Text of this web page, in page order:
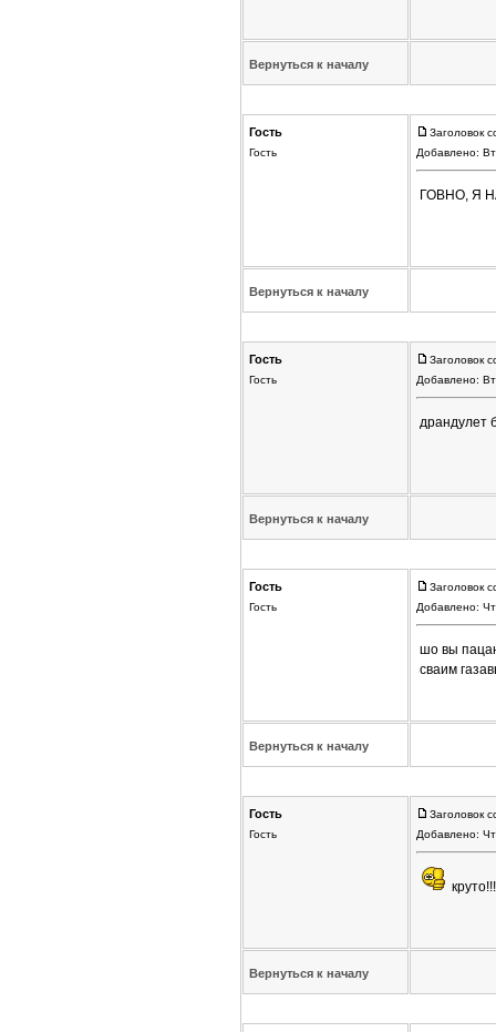
Вернуться к началу
Гость
Гость
Заголовок
Добавлено:
ГОВНО, Я
Вернуться к началу
Гость
Гость
Заголовок
Добавлено:
драндулет
Вернуться к началу
Гость
Гость
Заголовок
Добавлено:
шо вы
сваим
Вернуться к началу
Гость
Гость
Заголовок
Добавлено:
Вернуться к началу